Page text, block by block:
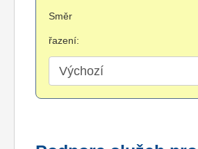
Směr
řazení: